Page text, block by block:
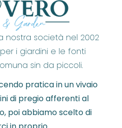
nostra società nel 2002
i giardini e le fonti
sin da piccoli.
pratica in un vivaio
di pregio afferenti al
poi abbiamo scelto di